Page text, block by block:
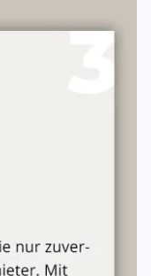
Schaden
der Rücktransport
das Fahrzeug
sind ebenso
Bestandteil dieses